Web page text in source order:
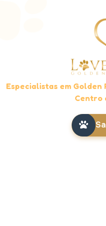
Especialistas em Golden
Centro